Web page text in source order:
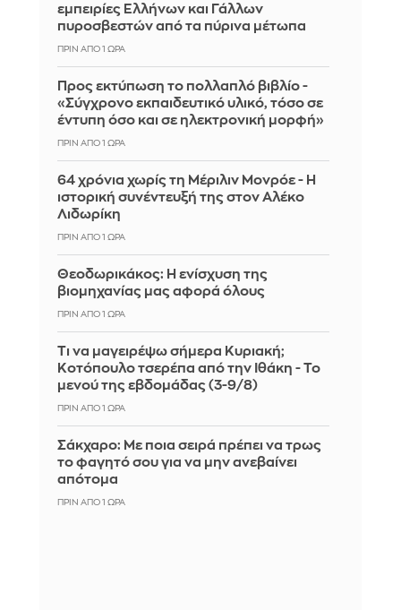
εμπειρίες Ελλήνων και Γάλλων
πυροσβεστών από τα πύρινα μέτωπα
ΠΡΙΝ ΑΠΌ 1 ΏΡΑ
Προς εκτύπωση το πολλαπλό βιβλίο -
«Σύγχρονο εκπαιδευτικό υλικό, τόσο σε
έντυπη όσο και σε ηλεκτρονική μορφή»
ΠΡΙΝ ΑΠΌ 1 ΏΡΑ
64 χρόνια χωρίς τη Μέριλιν Μονρόε - Η
ιστορική συνέντευξή της στον Αλέκο
Λιδωρίκη
ΠΡΙΝ ΑΠΌ 1 ΏΡΑ
Θεοδωρικάκος: Η ενίσχυση της
βιομηχανίας μας αφορά όλους
ΠΡΙΝ ΑΠΌ 1 ΏΡΑ
Τι να μαγειρέψω σήμερα Κυριακή;
Κοτόπουλο τσερέπα από την Ιθάκη - Το
μενού της εβδομάδας (3-9/8)
ΠΡΙΝ ΑΠΌ 1 ΏΡΑ
Σάκχαρο: Με ποια σειρά πρέπει να τρως
το φαγητό σου για να μην ανεβαίνει
απότομα
ΠΡΙΝ ΑΠΌ 1 ΏΡΑ